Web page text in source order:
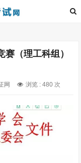
（理工科组）
网 浏览 : 480 次